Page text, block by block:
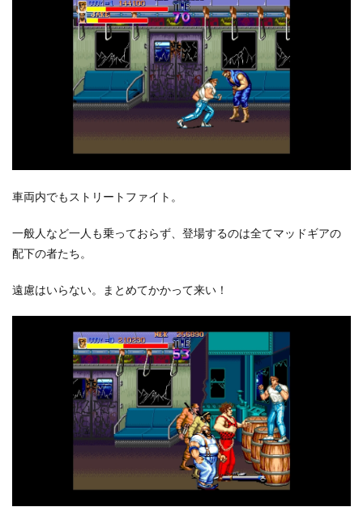
車両内でもストリートファイト。
一般人など一人も乗っておらず、登場するのは全てマッドギアの
配下の者たち。
遠慮はいらない。まとめてかかって来い！